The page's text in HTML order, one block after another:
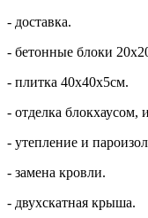
- доставка.
- бетонные блоки
- плитка 40х40х5см.
- отделка блокхаусом,
- утепление и
- замена кровли.
- двухскатная крыша.